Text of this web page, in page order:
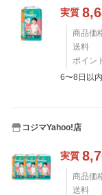
実質
商品価
送料
ポイン
6〜8日以
コジマYahoo!店
実質
商品価
送料